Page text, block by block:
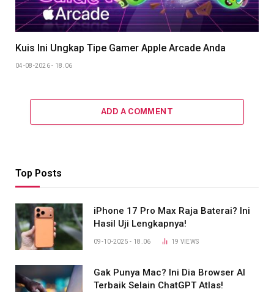
Kuis Ini Ungkap Tipe Gamer Apple Arcade Anda
04-08-2026 - 18.06
ADD A COMMENT
Top Posts
iPhone 17 Pro Max Raja Baterai? Ini
Hasil Uji Lengkapnya!
09-10-2025 - 18.06 19 VIEWS
Gak Punya Mac? Ini Dia Browser AI
Terbaik Selain ChatGPT Atlas!